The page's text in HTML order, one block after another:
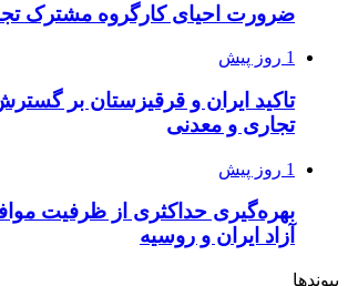
ضرورت احیای کارگروه مشترک
1 روز پیش
تاکید ایران و قرقیزستان بر
تجاری و معدنی
1 روز پیش
بهره‌گیری حداکثری از ظرفیت
آزاد ایران و روسیه
پیوندها